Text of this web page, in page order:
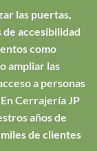
las puertas,
accesibilidad
como
ampliar las
a personas
Cerrajería JP
años de
de clientes